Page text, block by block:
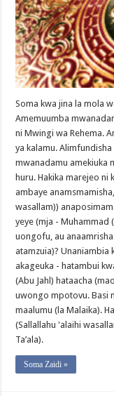
Soma kwa jina la mola
Amemuumba
ni Mwingi wa Rehema.
ya kalamu.
mwanadamu amekiuka
huru. Hakika marejeo ni
ambaye
wasallam))
yeye (mja - Muhammad
uongofu, au
atamzuia)? Unaniambia
akageuka - hatambui
(Abu Jahl) hataacha
uwongo mpotovu. Basi
maalumu (la Malaika).
(Sallallahu 'alaihi
Ta’ala).
Soma Zaidi »